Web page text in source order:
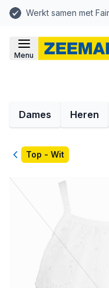
Werkt samen met
Menu
Dames Heren
TerugTop - Wit